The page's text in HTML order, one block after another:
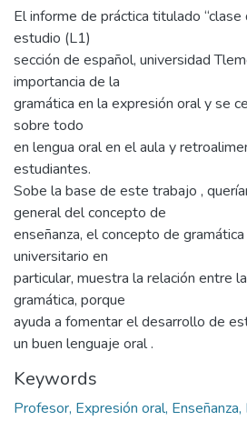
El informe de práctica titulado
estudio (L1)
sección de español, universidad
importancia de la
gramática en la expresión oral y se
sobre todo
en lengua oral en el aula y
estudiantes.
Sobe la base de este trabajo ,
general del concepto de
enseñanza, el concepto de
universitario en
particular, muestra la relación entre
gramática, porque
ayuda a fomentar el desarrollo de
un buen lenguaje oral .
Keywords
Profesor, Expresión oral,